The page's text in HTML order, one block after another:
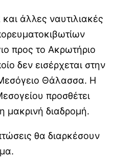
άλλες ναυτιλιακές
προς το Ακρωτήριο
δεν εισέρχεται στην
Θάλασσα. Η
προσθέτει
μακρινή διαδρομή.
θα διαρκέσουν